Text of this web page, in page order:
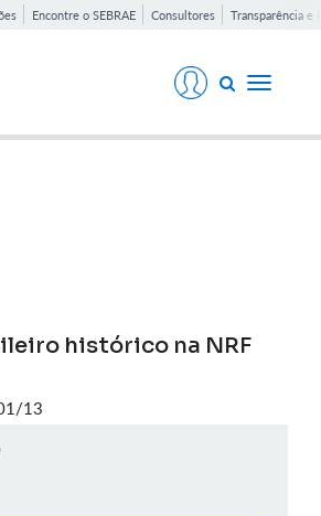
Encontre o SEBRAE Consultores Transparência e
Toggle
histórico na NRF
13